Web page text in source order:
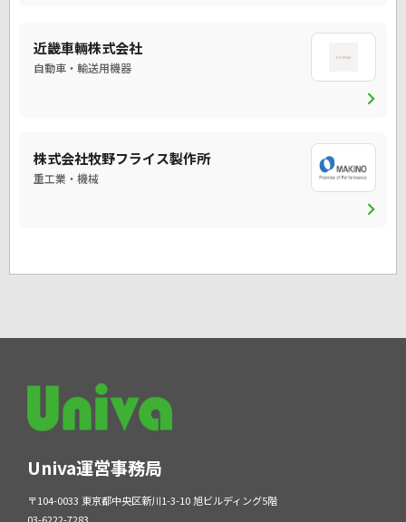
近畿車輛株式会社
自動車・輸送用機器
chevron_right
株式会社牧野フライス製作所
重工業・機械
chevron_right
Univa運営事務局
〒104-0033 東京都中央区新川1-3-10 旭ビルディング5階